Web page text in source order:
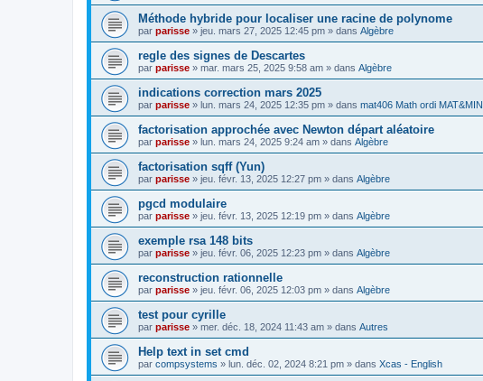
Méthode hybride pour localiser une racine de polynome
par parisse » jeu. mars 27, 2025 12:45 pm » dans Algèbre
regle des signes de Descartes
par parisse » mar. mars 25, 2025 9:58 am » dans Algèbre
indications correction mars 2025
par parisse » lun. mars 24, 2025 12:35 pm » dans mat406 Math ordi MAT&MIN
factorisation approchée avec Newton départ aléatoire
par parisse » lun. mars 24, 2025 9:24 am » dans Algèbre
factorisation sqff (Yun)
par parisse » jeu. févr. 13, 2025 12:27 pm » dans Algèbre
pgcd modulaire
par parisse » jeu. févr. 13, 2025 12:19 pm » dans Algèbre
exemple rsa 148 bits
par parisse » jeu. févr. 06, 2025 12:23 pm » dans Algèbre
reconstruction rationnelle
par parisse » jeu. févr. 06, 2025 12:03 pm » dans Algèbre
test pour cyrille
par parisse » mer. déc. 18, 2024 11:43 am » dans Autres
Help text in set cmd
par compsystems » lun. déc. 02, 2024 8:21 pm » dans Xcas - English